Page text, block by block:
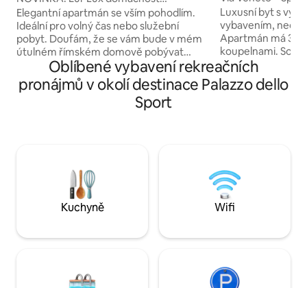
a podnikání
Elegantní apartmán se vším pohodlím.
Ideální pro volný čas nebo služební
pobyt. Doufám, že se vám bude v mém
útulném římském domově pobývat
pohodlně. Zahrnuje skvělý pracovní
prostor, který vám pomůže dosáhnout
vašich pracovních cílů. Po dlouhém
pracovním dni nebo objevování Říma si
Během letních nocí si můžeš na balkóně
vychutnat klidné sousedství při večeři.
Apartmá Roma
Luxusní byt s
vybavením,
Apartmán má 3
koupelnami.
ozonovou a
pokojích. Třetí pokoj má
pohovku
mikrovlnnou troubou,
a příslušenstvím
Oblíbené vybavení rekreačních
pronájmů v okolí destinace Palazzo dello
Sport
Kuchyně Wifi